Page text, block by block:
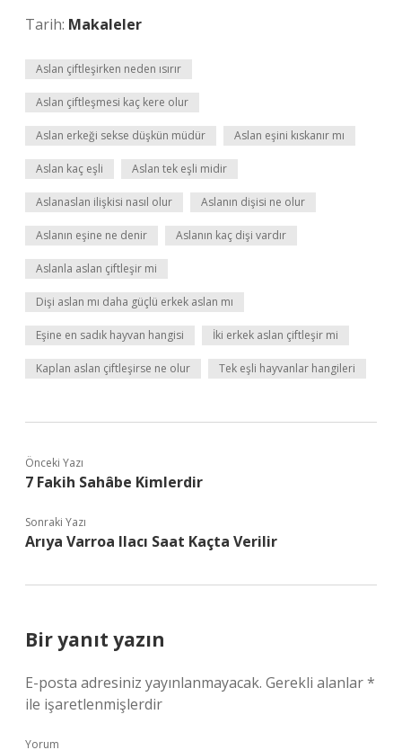
Tarih: Makaleler
Aslan çiftleşirken neden ısırır
Aslan çiftleşmesi kaç kere olur
Aslan erkeği sekse düşkün müdür Aslan eşini kıskanır mı
Aslan kaç eşli Aslan tek eşli midir
Aslanaslan ilişkisi nasıl olur Aslanın dişisi ne olur
Aslanın eşine ne denir Aslanın kaç dişi vardır
Aslanla aslan çiftleşir mi
Dişi aslan mı daha güçlü erkek aslan mı
Eşine en sadık hayvan hangisi İki erkek aslan çiftleşir mi
Kaplan aslan çiftleşirse ne olur Tek eşli hayvanlar hangileri
Önceki Yazı
7 Fakih Sahâbe Kimlerdir
Sonraki Yazı
Arıya Varroa Ilacı Saat Kaçta Verilir
Bir yanıt yazın
E-posta adresiniz yayınlanmayacak. Gerekli alanlar*
ile işaretlenmişlerdir
Yorum